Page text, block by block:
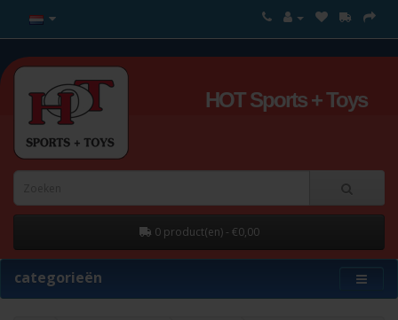
HOT Sports + Toys
0 product(en) - €0,00
categorieën